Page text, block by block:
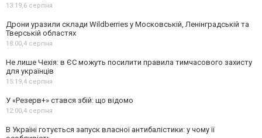
13:19,6 серпня
Дрони уразили склади Wildberries у Московській, Ленінградській та
Тверській областях
18:00,4 серпня
Не лише Чехія: в ЄС можуть посилити правила тимчасового захисту
для українців
15:19,4 серпня
У «Резерв+» стався збій: що відомо
12:00,4 серпня
В Україні готується запуск власної антибалістики: у чому її